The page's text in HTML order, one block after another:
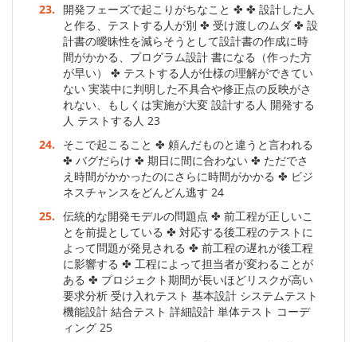
23. 開発フェーズで起こりがちなこと ✤ ✤ 設計した人
と作る、テストする人が別 ✤ 受け渡しのムダ ✤ 設
計書の曖昧性を減らそうとして設計書の作成に時
間がかかる、プログラム設計 書になる（作った方
が早い） ✤ テストする人が仕様の理解ができてい
ない 実装中に判明した不具合や修正点の反映がさ
れない、もしくは実施が大変 設計する人 開発する
人 テストする人 23
24. そこで起こること ✤ 頼んだものと違うと言われる
✤ バグだらけ ✤ 期日に間に合わない ✤ ただでさ
え時間がかかったのにさらに時間がかかる ✤ ビジ
ネスチャンスをどんどん逃す 24
25. 伝統的な開発モデルの問題点 ✤ 前工程が正しいこ
とを前提としている ✤ 対応する後工程のテストに
よって問題が発見される ✤ 前工程の遅れが後工程
に影響する ✤ 工程によって担当者が変わることが
ある ✤ プロジェクト期間が長いほどリスクが高い
要求分析 受け入れテスト 基本設計 システムテスト
機能設計 結合テスト 詳細設計 単体テスト コーデ
ィング 25